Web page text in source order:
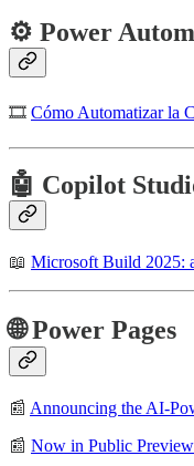
⚙️ Power
🎞 Cómo Automatizar la
🤖 Copilot
📖 Microsoft Build 2025:
🌐 Power Pages
📰 Announcing the AI-
📰 Now in Public